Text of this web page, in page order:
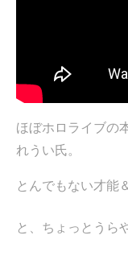
ほぼホロライブの
れうい氏。
とんでもない才能
と、ちょっとうら